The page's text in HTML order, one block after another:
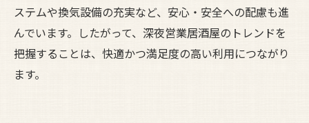
ステムや換気設備の充実など、安心・安全への配慮も進
んでいます。したがって、深夜営業居酒屋のトレンドを
把握することは、快適かつ満足度の高い利用につながり
ます。